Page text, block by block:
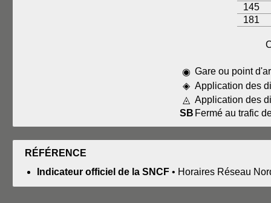
145
181
◉ Gare ou point
◈ Application des
◬ Application des
SB Fermé au trafic
RÉFÉRENCE
Indicateur officiel de la SNCF • Horaires Réseau